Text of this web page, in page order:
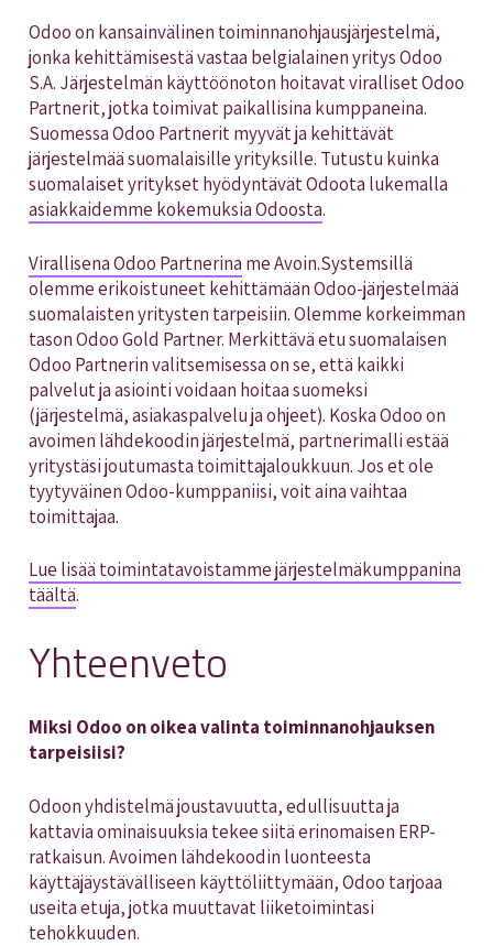
Odoo on kansainvälinen toiminnanohjausjärjestelmä,
jonka kehittämisestä vastaa belgialainen yritys Odoo
S.A. Järjestelmän käyttöönoton hoitavat viralliset Odoo
Partnerit, jotka toimivat paikallisina kumppaneina.
Suomessa Odoo Partnerit myyvät ja kehittävät
järjestelmää suomalaisille yrityksille. Tutustu kuinka
suomalaiset yritykset hyödyntävät Odoota lukemalla
asiakkaidemme kokemuksia Odoosta.
Virallisena Odoo Partnerina me Avoin.Systemsillä
olemme erikoistuneet kehittämään Odoo-järjestelmää
suomalaisten yritysten tarpeisiin. Olemme korkeimman
tason Odoo Gold Partner. Merkittävä etu suomalaisen
Odoo Partnerin valitsemisessa on se, että kaikki
palvelut ja asiointi voidaan hoitaa suomeksi
(järjestelmä, asiakaspalvelu ja ohjeet). Koska Odoo on
avoimen lähdekoodin järjestelmä, partnerimalli estää
yritystäsi joutumasta toimittajaloukkuun. Jos et ole
tyytyväinen Odoo-kumppaniisi, voit aina vaihtaa
toimittajaa.
Lue lisää toimintatavoistamme järjestelmäkumppanina
täältä.
Yhteenveto
Miksi Odoo on oikea valinta toiminnanohjauksen
tarpeisiisi?
Odoon yhdistelmä joustavuutta, edullisuutta ja
kattavia ominaisuuksia tekee siitä erinomaisen ERP-
ratkaisun. Avoimen lähdekoodin luonteesta
käyttäjäystävälliseen käyttöliittymään, Odoo tarjoaa
useita etuja, jotka muuttavat liiketoimintasi
tehokkuuden.